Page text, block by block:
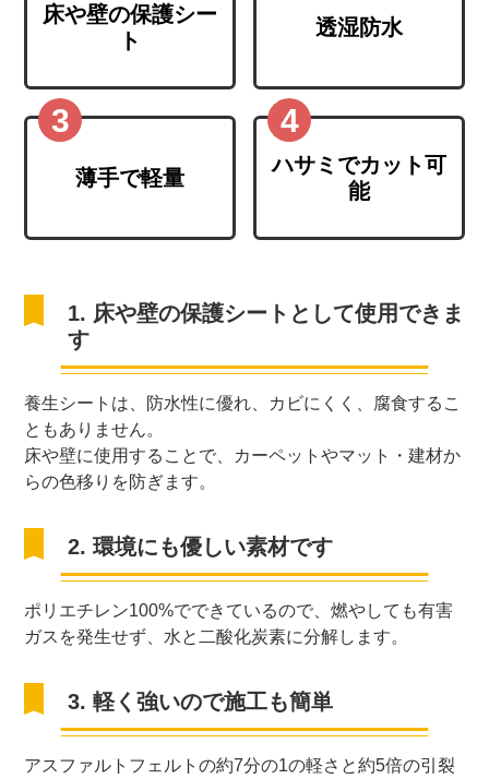
床や壁の保護シー
ト
透湿防水
薄手で軽量
ハサミでカット可
能
1. 床や壁の保護シートとして使用できま
す
養生シートは、防水性に優れ、カビにくく、腐食するこ
ともありません。
床や壁に使用することで、カーペットやマット・建材か
らの色移りを防ぎます。
2. 環境にも優しい素材です
ポリエチレン100%でできているので、燃やしても有害
ガスを発生せず、水と二酸化炭素に分解します。
3. 軽く強いので施工も簡単
アスファルトフェルトの約7分の1の軽さと約5倍の引裂